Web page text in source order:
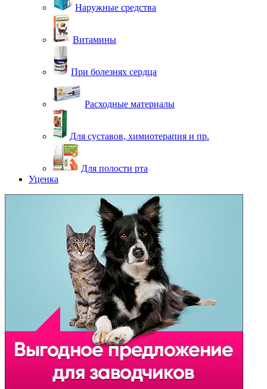
Наружные средства
Витамины
При болезнях сердца
Расходные материалы
Для суставов, химиотерапия и пр.
Для полости рта
Уценка